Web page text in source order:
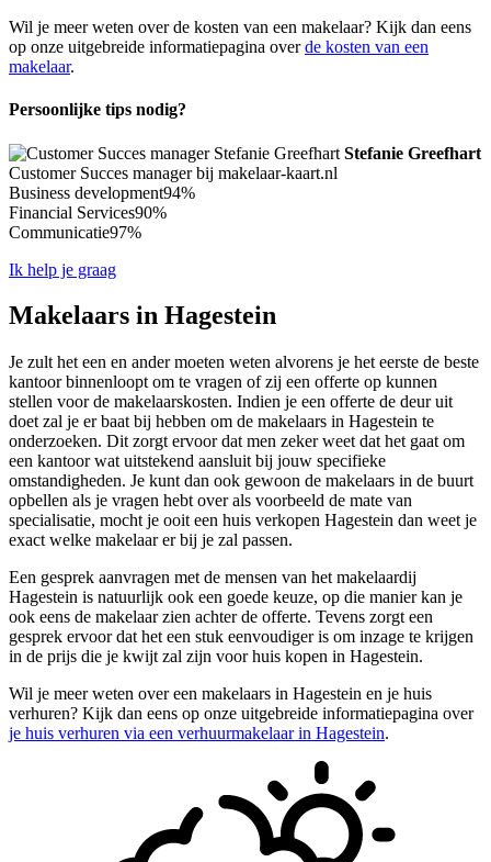
Wil je meer weten over de kosten van een makelaar? Kijk dan eens
op onze uitgebreide informatiepagina overde kosten van een
makelaar.
Persoonlijke tips nodig?
Stefanie Greefhart
Customer Succes manager bij makelaar-kaart.nl
Business development94%
Financial Services90%
Communicatie97%
Ik help je graag
Makelaars in Hagestein
Je zult het een en ander moeten weten alvorens je het eerste de beste
kantoor binnenloopt om te vragen of zij een offerte op kunnen
stellen voor de makelaarskosten. Indien je een offerte de deur uit
doet zal je er baat bij hebben om de makelaars in Hagestein te
onderzoeken. Dit zorgt ervoor dat men zeker weet dat het gaat om
een kantoor wat uitstekend aansluit bij jouw specifieke
omstandigheden. Je kunt dan ook gewoon de makelaars in de buurt
opbellen als je vragen hebt over als voorbeeld de mate van
specialisatie, mocht je ooit een huis verkopen Hagestein dan weet je
exact welke makelaar er bij je zal passen.
Een gesprek aanvragen met de mensen van het makelaardij
Hagestein is natuurlijk ook een goede keuze, op die manier kan je
ook eens de makelaar zien achter de offerte. Tevens zorgt een
gesprek ervoor dat het een stuk eenvoudiger is om inzage te krijgen
in de prijs die je kwijt zal zijn voor huis kopen in Hagestein.
Wil je meer weten over een makelaars in Hagestein en je huis
verhuren? Kijk dan eens op onze uitgebreide informatiepagina over
je huis verhuren via een verhuurmakelaar in Hagestein.